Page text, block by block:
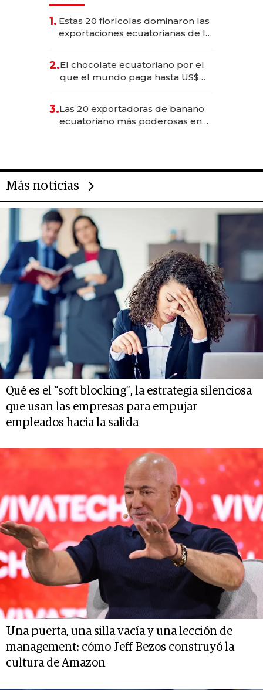
1. Estas 20 florícolas dominaron las
exportaciones ecuatorianas de la
2.El chocolate ecuatoriano por el
que el mundo paga hasta US$
3.Las 20 exportadoras de banano
ecuatoriano más poderosas en
Más noticias
Qué es el “soft blocking”, la estrategia silenciosa
que usan las empresas para empujar
empleados hacia la salida
Una puerta, una silla vacía y una lección de
management: cómo Jeff Bezos construyó la
cultura de Amazon